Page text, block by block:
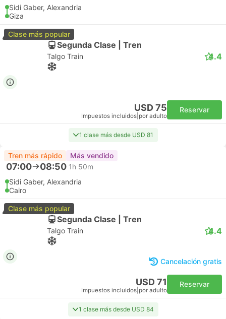
Sidi Gaber, Alexandria
Giza
Clase más popular
Segunda Clase | Tren
Talgo Train 4.4
USD 75
Impuestos incluidos por adulto
Reservar
1 clase más desde USD 81
Tren más rápido Más vendido
07:00 08:50 1h 50m
Sidi Gaber, Alexandria
Cairo
Clase más popular
Segunda Clase | Tren
Talgo Train 4.4
Cancelación gratis
USD 71
Impuestos incluidos por adulto
Reservar
1 clase más desde USD 84